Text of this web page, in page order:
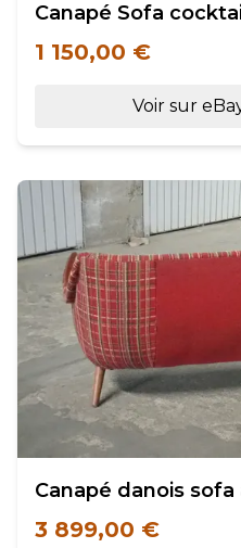
Canapé Sofa
1 150,00 €
Voir sur
Canapé danois
3 899,00 €